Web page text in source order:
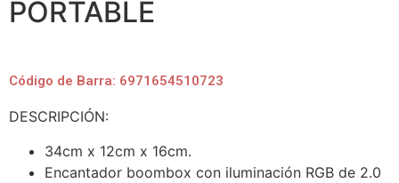
PORTABLE
Código de Barra: 6971654510723
DESCRIPCIÓN:
34cm x 12cm x 16cm.
Encantador boombox con iluminación RGB de 2.0